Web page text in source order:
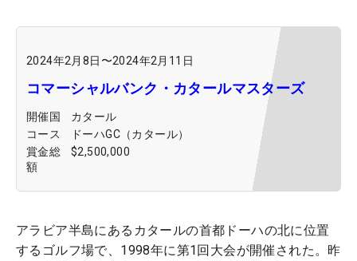
2024年2月8日 〜2024年2月11日
コマーシャルバンク・カタールマスターズ
開催国
カタール
コース
ドーハGC（カタール）
賞金総
額
$2,500,000
アラビア半島にあるカタールの首都ドーハの北に位置
するゴルフ場で、1998年に第1回大会が開催された。昨